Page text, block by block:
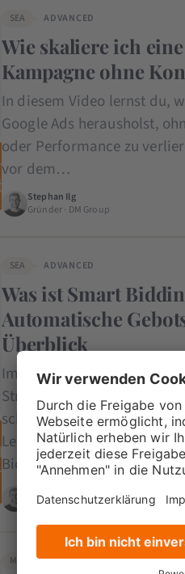
SEA ADVANCED
Wie skaliere ich
Kampagne ohne
In diesem Video lernst du,
Google Ads herausholst,
oder Performance zu
vor dem…
Stephan Ilg
Gründer · DM Group
SEA ADVANCED
Was ist Smart
Automatische
Überblick
Im Video lernst du die drei
Strategien kennen:
schnellen Start, Target
Leads/Käufe und Target
Bidding im…
Stephan Ilg
Gründer · DM Group
Marketing Strategie ADVANCED